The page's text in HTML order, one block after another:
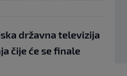
državna televizija
čije će se finale